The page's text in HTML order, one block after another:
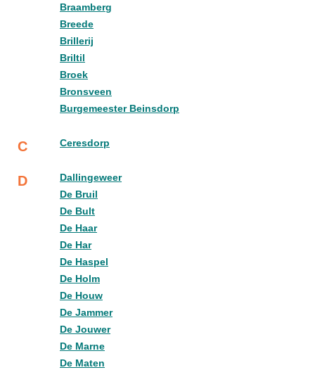
Braamberg
Breede
Brillerij
Briltil
Broek
Bronsveen
Burgemeester Beinsdorp
C Ceresdorp
D
Dallingeweer
De Bruil
De Bult
De Haar
De Har
De Haspel
De Holm
De Houw
De Jammer
De Jouwer
De Marne
De Maten